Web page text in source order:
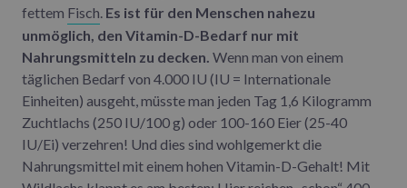
fettem Fisch Es ist für den Menschen nahezu
unmöglich, den Vitamin-D-Bedarf nur mit
Nahrungsmitteln zu decken. Wenn man von einem
täglichen Bedarf von 4.000 IU (IU = Internationale
Einheiten) ausgeht, müsste man jeden Tag 1,6 Kilogramm
Zuchtlachs (250 IU/100 g) oder 100-160 Eier (25-40
IU/Ei) verzehren! Und dies sind wohlgemerkt die
Nahrungsmittel mit einem hohen Vitamin-D-Gehalt! Mit